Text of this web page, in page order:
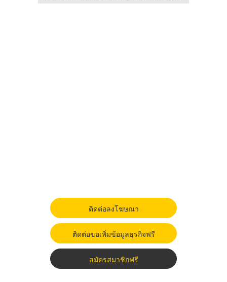
ติดต่อลงโฆษณา
ติดต่อขอเพิ่มข้อมูลธุรกิจฟรี
สมัครสมาชิกฟรี